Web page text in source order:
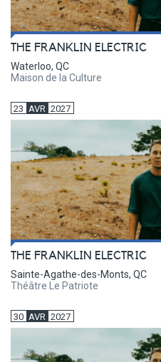
THE FRANKLIN ELECTRIC
Waterloo, QC
Maison de la Culture
23 AVR 2027
THE FRANKLIN ELECTRIC
Sainte-Agathe-des-Monts, QC
Théâtre Le Patriote
30 AVR 2027